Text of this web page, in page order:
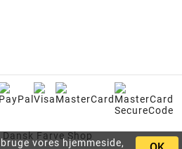
vores hjemmeside,
Farve Shop